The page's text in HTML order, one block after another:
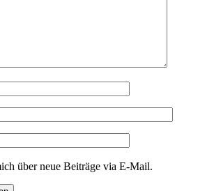
über neue Beiträge via E-Mail.